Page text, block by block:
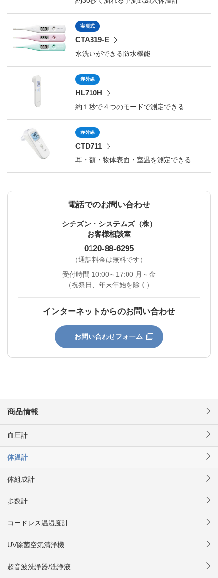
実測式
CTA319-E
水洗いができる防水機能
赤外線
HL710H
約１秒で４つのモードで測定できる
赤外線
CTD711
耳・額・物体表面・室温を測定できる
電話でのお問い合わせ
シチズン・システムズ（株）
お客様相談室
0120-88-6295
（通話料金は無料です）
受付時間 10:00～17:00 月～金
（祝祭日、年末年始を除く）
インターネットからのお問い合わせ
お問い合わせフォーム
商品情報
血圧計
体温計
体組成計
歩数計
コードレス温湿度計
UV除菌空気清浄機
超音波洗浄器/洗浄液